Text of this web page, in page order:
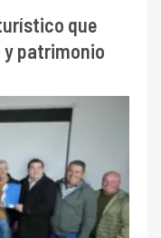
que
patrimonio